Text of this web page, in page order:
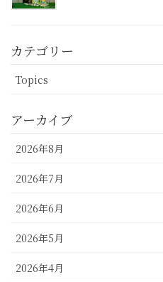
カテゴリー
Topics
アーカイブ
2026年8月
2026年7月
2026年6月
2026年5月
2026年4月